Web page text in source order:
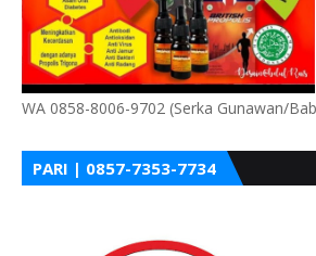
WA 0858-8006-9702 (Serka Gunawan/
PARI | 0857-7353-7734